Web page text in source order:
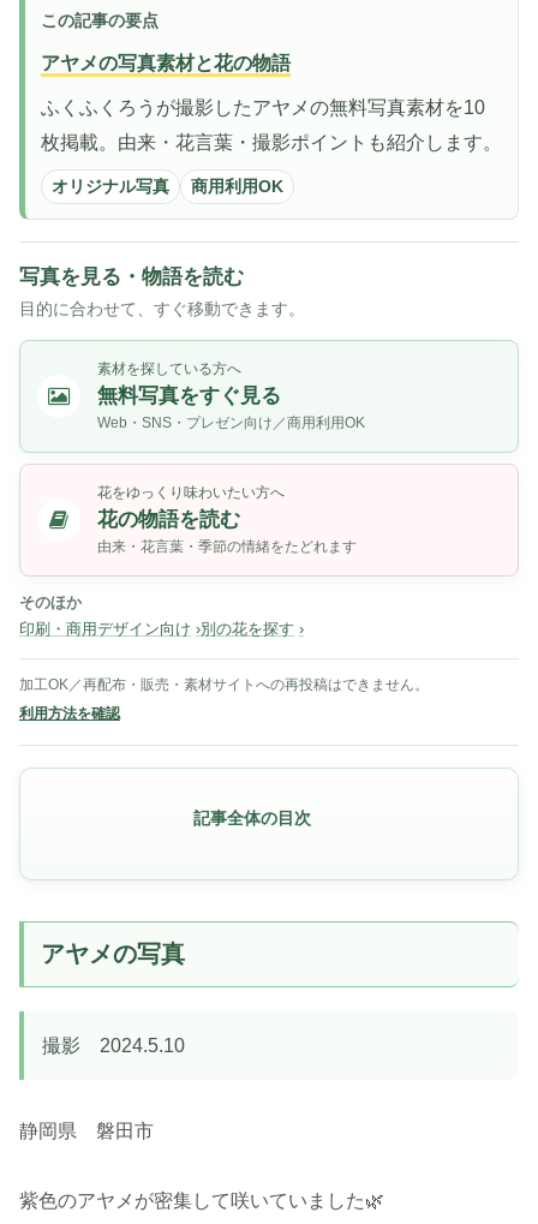
この記事の要点
アヤメの写真素材と花の物語
ふくふくろうが撮影したアヤメの無料写真素材を10
枚掲載。由来・花言葉・撮影ポイントも紹介します。
オリジナル写真 商用利用OK
写真を見る・物語を読む
目的に合わせて、すぐ移動できます。
素材を探している方へ
無料写真をすぐ見る
Web・SNS・プレゼン向け／商用利用OK
花をゆっくり味わいたい方へ
花の物語を読む
由来・花言葉・季節の情緒をたどれます
そのほか
印刷・商用デザイン向け
別の花を探す
加工OK／再配布・販売・素材サイトへの再投稿はできません。
利用方法を確認
記事全体の目次
アヤメの写真
撮影 2024.5.10
静岡県 磐田市
紫色のアヤメが密集して咲いていました🌿